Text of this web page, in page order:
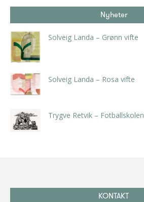
Nyheter
Solveig Landa – Grønn vifte
Solveig Landa – Rosa vifte
Trygve Retvik – Fotballskolen
KONTAKT